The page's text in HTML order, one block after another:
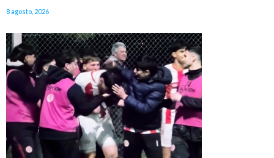
8 agosto, 2026